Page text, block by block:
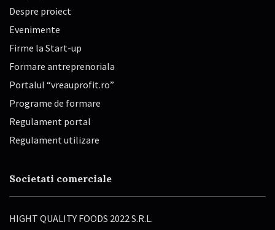
Despre proiect
Evenimente
Firme la Start-up
Formare antreprenoriala
Portalul “vreauprofit.ro”
Programe de formare
Regulament portal
Regulament utilizare
Societati comerciale
HIGHT QUALITY FOODS 2022 S.R.L.